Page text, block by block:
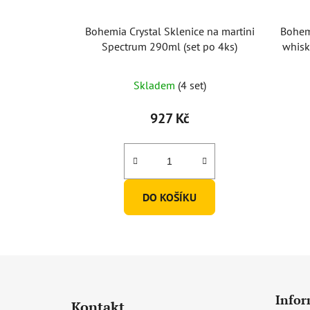
Bohemia Crystal Sklenice na martini
Spectrum 290ml (set po 4ks)
hodnocení
produktu
5,0
z
hvězdiček.
Skladem (4 set)
927 Kč
DO KOŠÍKU